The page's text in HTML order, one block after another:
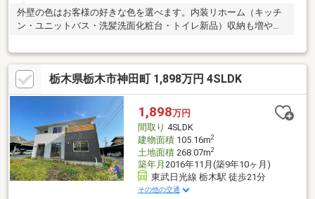
外壁の色はお客様の好きな色を選べます。内装リホーム（キッチ
ン・ユニットバス・洗髪洗面化粧台・トイレ新品）収納も増やし
栃木県栃木市神田町 1,898万円 4SLDK
1,898万円
間取り 4SLDK
建物面積105.16m2
土地面積268.07m2
築年月 2016年11月(築9年10ヶ月)
東武日光線 栃木駅 徒歩21分
その他の交通